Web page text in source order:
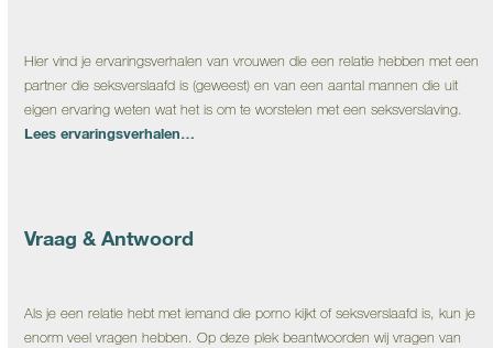
Hier vind je ervaringsverhalen van vrouwen die een relatie hebben met een
partner die seksverslaafd is (geweest) en van een aantal mannen die uit
eigen ervaring weten wat het is om te worstelen met een seksverslaving.
Lees ervaringsverhalen…
Vraag & Antwoord
Als je een relatie hebt met iemand die porno kijkt of seksverslaafd is, kun je
enorm veel vragen hebben. Op deze plek beantwoorden wij vragen van